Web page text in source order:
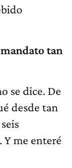
tan
se dice. De
desde tan
me enteré